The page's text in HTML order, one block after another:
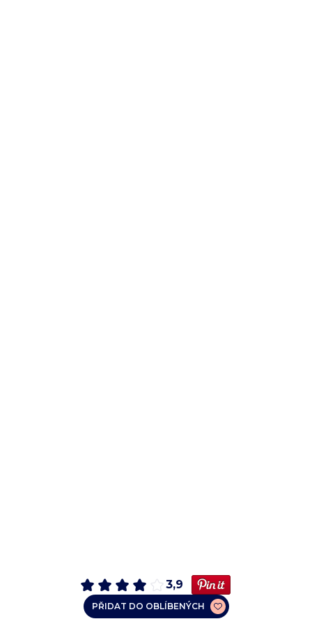
3,9
PŘIDAT DO OBLÍBENÝCH